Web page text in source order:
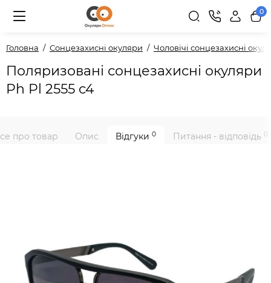
0
Головна Сонцезахисні окуляри Чоловічі сонцезахисні
Поляризовані сонцезахисні окуляри
Ph Pl 2555 c4
про товар Опис Відгуки 0 Питання - відповідь 0